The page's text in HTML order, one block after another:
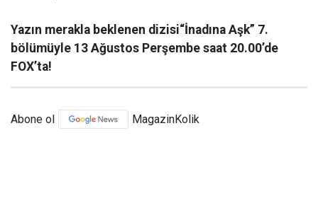
Yazın merakla beklenen dizisi“İnadına Aşk” 7.
bölümüyle 13 Ağustos Perşembe saat 20.00’de
FOX’ta!
Abone ol MagazinKolik